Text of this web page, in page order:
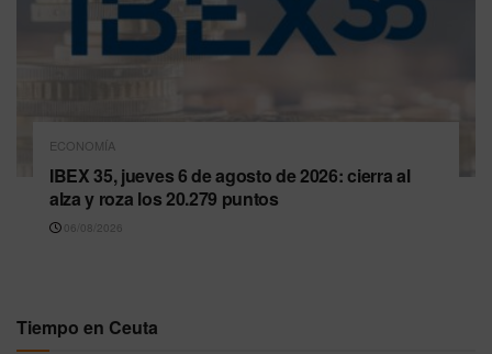
ECONOMÍA
IBEX 35, jueves 6 de agosto de 2026: cierra al
alza y roza los 20.279 puntos
06/08/2026
Tiempo en Ceuta